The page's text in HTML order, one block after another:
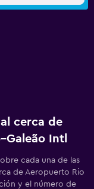
cerca de
Intl
cada una de las
de Aeropuerto Rio
y el número de